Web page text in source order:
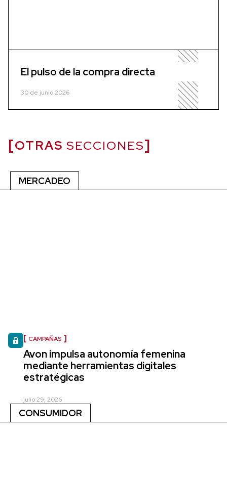
El pulso de la compra directa
30 de junio 2026
OTRAS SECCIONES
MERCADEO
CAMPAÑAS
Avon impulsa autonomía femenina
mediante herramientas digitales
estratégicas
julio 29, 2026
CONSUMIDOR